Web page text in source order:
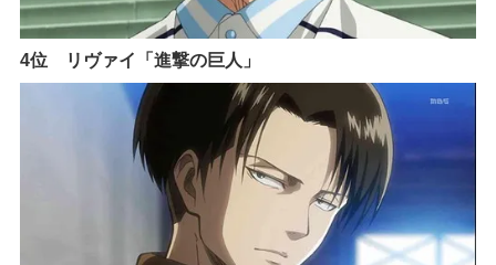
4位 リヴァイ「進撃の巨人」